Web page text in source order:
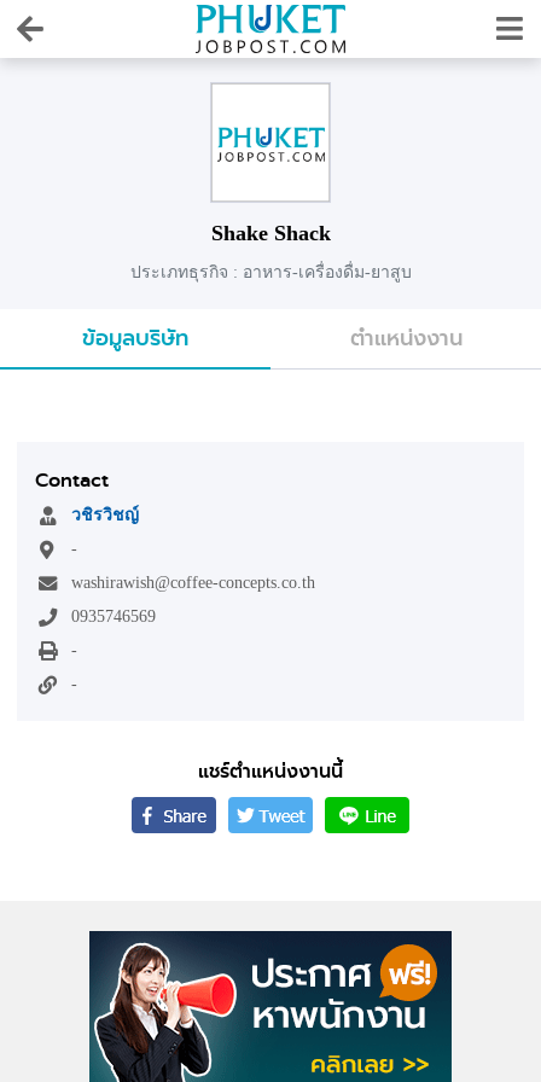
Shake Shack
ประเภทธุรกิจ : อาหาร-เครื่องดื่ม-ยาสูบ
ข้อมูลบริษัท ตำแหน่งงาน
Contact
วชิรวิชญ์
-
washirawish@coffee-concepts.co.th
0935746569
-
-
แชร์ตำแหน่งงานนี้